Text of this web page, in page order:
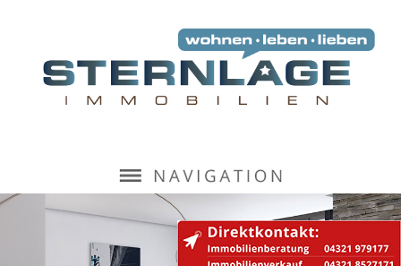
überspringen